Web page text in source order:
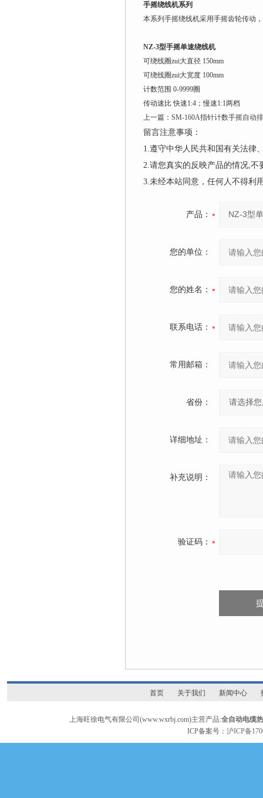
手摇绕线机系列
本系列手摇绕线机采用手摇齿轮传动
NZ-3型手摇单速绕线机
可绕线圈zui大直径 150mm
可绕线圈zui大宽度 100mm
计数范围 0-9999圈
传动速比 快速1:4；慢速1:1两档
上一篇： SM-160A指针计数手摇自动
留言注意事项：
1.遵守中华人民共和国有关法律
2.请您真实的反映产品的情况,
3.未经本站同意，任何人不得利
产品：
您的单位：
您的姓名：
联系电话：
常用邮箱：
省份：
详细地址：
补充说明：
验证码：
首页 关于我们 新闻中心
上海旺徐电气有限公司(www.wxrbj.com)主营产品:全自动电缆
ICP备案号：沪ICP备